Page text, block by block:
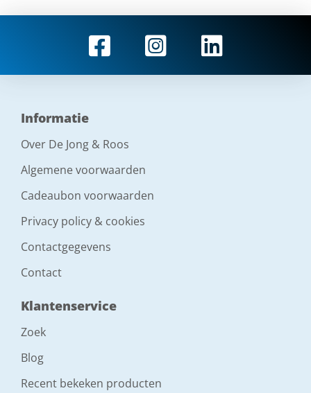
Informatie
Over De Jong & Roos
Algemene voorwaarden
Cadeaubon voorwaarden
Privacy policy & cookies
Contactgegevens
Contact
Klantenservice
Zoek
Blog
Recent bekeken producten